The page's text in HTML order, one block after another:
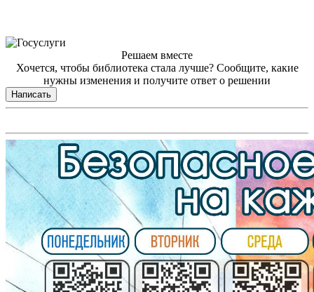
Решаем вместе
Хочется, чтобы библиотека стала лучше? Сообщите, какие
нужны изменения и получите ответ о решении
Написать